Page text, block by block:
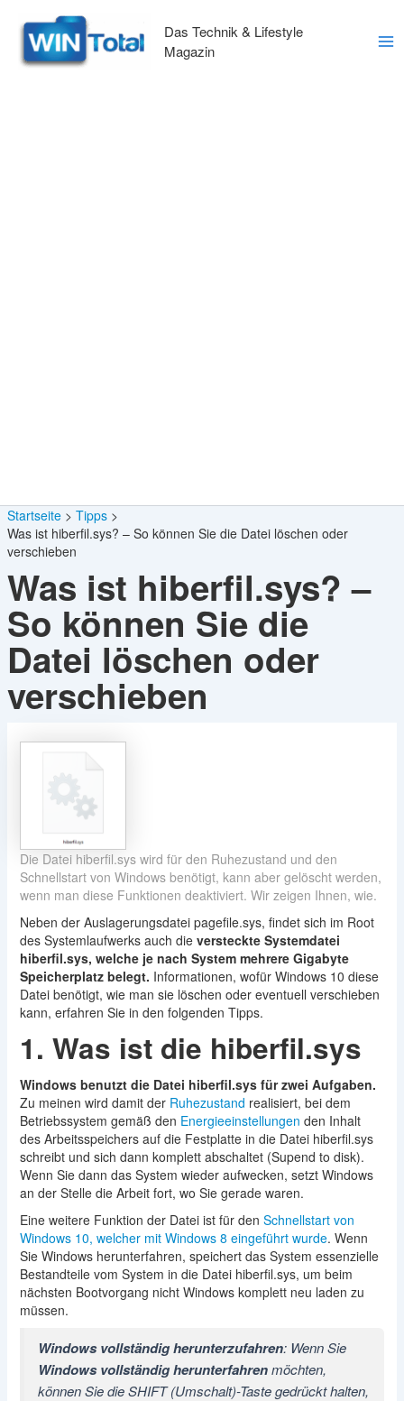
Inhalt
springen
Das Technik & Lifestyle
Magazin
Startseite
Tipps
Was ist hiberfil.sys? – So können Sie die Datei löschen oder
verschieben
Was ist hiberfil.sys? –
So können Sie die
Datei löschen oder
verschieben
Die Datei hiberfil.sys wird für den Ruhezustand und den
Schnellstart von Windows benötigt, kann aber gelöscht werden,
wenn man diese Funktionen deaktiviert. Wir zeigen Ihnen, wie.
Neben der Auslagerungsdatei pagefile.sys, findet sich im Root
des Systemlaufwerks auch die versteckte Systemdatei
hiberfil.sys, welche je nach System mehrere Gigabyte
Speicherplatz belegt. Informationen, wofür Windows 10 diese
Datei benötigt, wie man sie löschen oder eventuell verschieben
kann, erfahren Sie in den folgenden Tipps.
1. Was ist die hiberfil.sys
Windows benutzt die Datei hiberfil.sys für zwei Aufgaben.
Zu meinen wird damit der Ruhezustand realisiert, bei dem
Betriebssystem gemäß den Energieeinstellungen den Inhalt
des Arbeitsspeichers auf die Festplatte in die Datei hiberfil.sys
schreibt und sich dann komplett abschaltet (Supend to disk).
Wenn Sie dann das System wieder aufwecken, setzt Windows
an der Stelle die Arbeit fort, wo Sie gerade waren.
Eine weitere Funktion der Datei ist für den Schnellstart von
Windows 10, welcher mit Windows 8 eingeführt wurde. Wenn
Sie Windows herunterfahren, speichert das System essenzielle
Bestandteile vom System in die Datei hiberfil.sys, um beim
nächsten Bootvorgang nicht Windows komplett neu laden zu
müssen.
Windows vollständig herunterzufahren: Wenn Sie
Windows vollständig herunterfahrenmöchten,
können Sie die SHIFT (Umschalt)-Taste gedrückt halten,